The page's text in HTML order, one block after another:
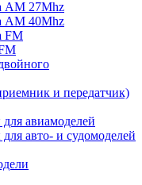
AM 27Mhz
AM 40Mhz
FM
и передатчик)
авиамоделей
авто- и судомоделей